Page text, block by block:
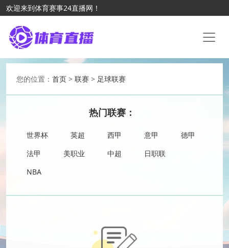
欢迎来到体育赛事24直播网！
您的位置： 首页 > 联赛 > 足球联赛
热门联赛：
世界杯 英超 西甲 意甲
德甲
法甲
美职业 中超
日职联
NBA